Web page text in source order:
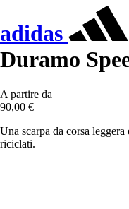
adidas
Duramo
A partire da
90,00 €
Una scarpa da corsa
riciclati.